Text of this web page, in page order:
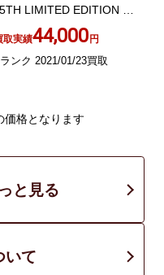
LIMITED EDITION デ
ムジャケット ブルゾン
取実績44,000円
ンク 2021/01/23買取
格となります
と見る
いて